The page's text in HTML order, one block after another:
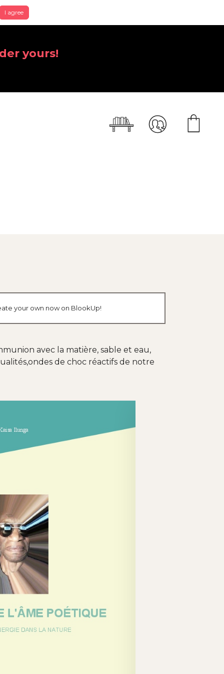
I agree
yours!
your own now on BlookUp!
avec la matière, sable et eau,
de choc réactifs de notre